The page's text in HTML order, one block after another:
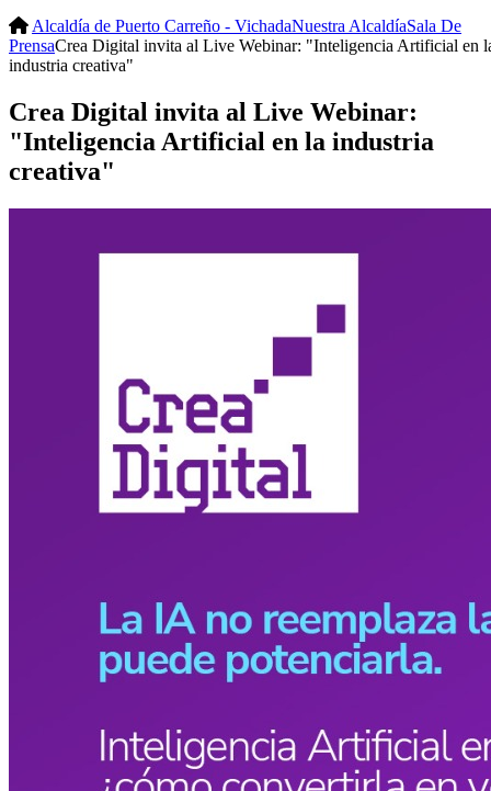
Alcaldía de Puerto Carreño - VichadaNuestra AlcaldíaSala De
PrensaCrea Digital invita al Live Webinar: "Inteligencia Artificial en
industria creativa"
Crea Digital invita al Live Webinar:
"Inteligencia Artificial en la industria
creativa"